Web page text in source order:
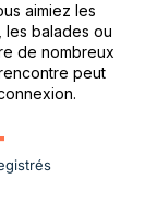
aimiez les
les balades ou
de nombreux
peut